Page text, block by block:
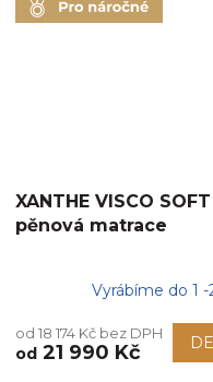
XANTHE VISCO
pěnová matrace
Vyrábíme do 1
od 18 174 Kč bez DPH
od 21 990 Kč